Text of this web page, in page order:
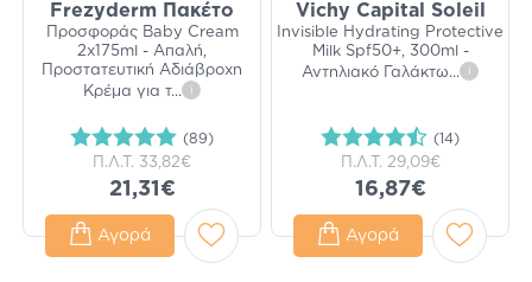
Frezyderm Πακέτο
Προσφοράς Baby Cream
2x175ml - Απαλή,
Προστατευτική Αδιάβροχη
Κρέμα για τ... i
(89)
Π.Λ.Τ. 33,82€
21,31€
Αγορά
Vichy Capital Soleil
Invisible Hydrating Protective
Milk Spf50+, 300ml -
Αντηλιακό Γαλάκτω... i
(14)
Π.Λ.Τ. 29,09€
16,87€
Αγορά